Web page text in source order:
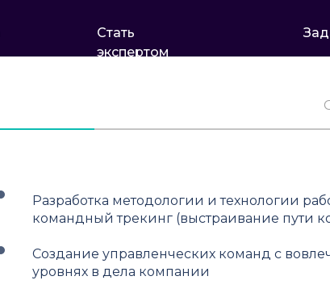
Стать
экспертом
Разработка методологии и технологии
командный трекинг (выстраивание пути
Создание управленческих команд с
уровнях в дела компании